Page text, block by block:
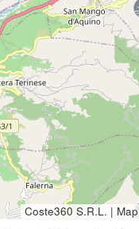
Coste360 S.R.L. |